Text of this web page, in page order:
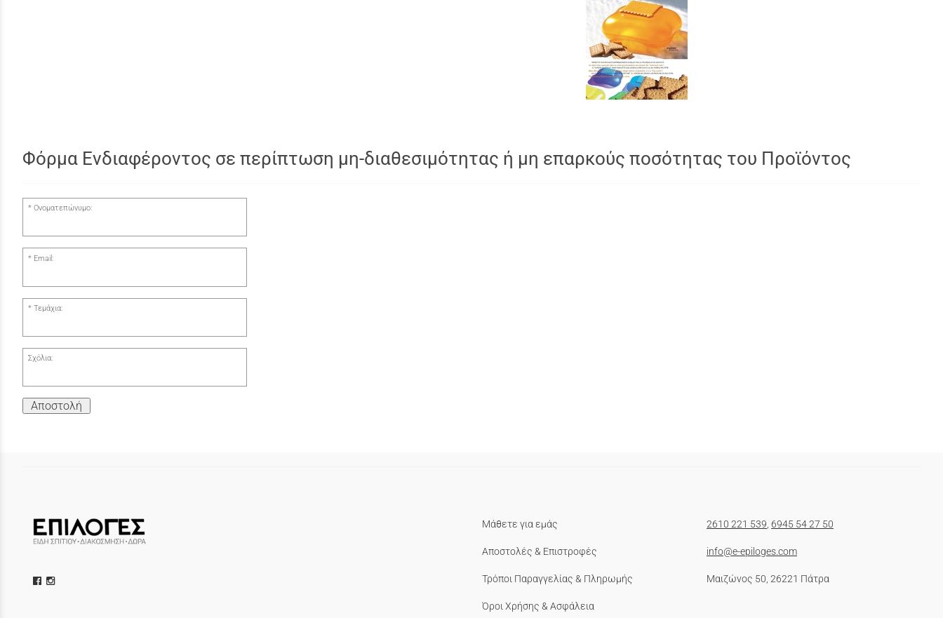
Φόρμα Ενδιαφέροντος σε περίπτωση μη-διαθεσιμότητας ή μη επαρκούς ποσότητας του Προϊόντος
Ονοματεπώνυμο:
Email:
Τεμάχια:
Σχόλια:
Αποστολή
Μάθετε για εμάς
Αποστολές & Επιστροφές
Τρόποι Παραγγελίας & Πληρωμής
Όροι Χρήσης & Ασφάλεια
2610 221 539, 6945 54 27 50
info@e-epiloges.com
Μαιζώνος 50, 26221 Πάτρα